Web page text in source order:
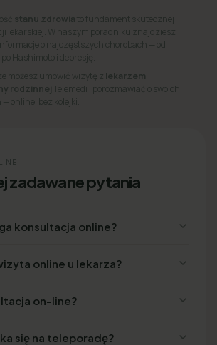
stanu zdrowia to fundament skutecznej
lekarskiej. W naszym poradniku znajdziesz
o najczęstszych chorobach — od
po Hashimoto i depresję.
możesz umówić wizytę z lekarzem
rodzinnej Telemedi i porozmawiać o swoich
online, bez kolejki.
zadawane pytania
konsultacja online?
online u lekarza?
on-line?
się na teleporadę?